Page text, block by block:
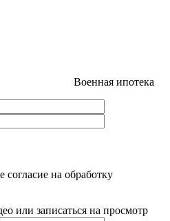
Военная ипотека
на обработку
или записаться на просмотр